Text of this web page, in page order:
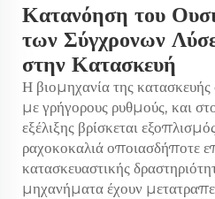
Κατανόηση του
των Σύγχρονων
στην Κατασκευή
Η βιομηχανία της κατασκευής
με γρήγορους ρυθμούς, και
εξέλιξης βρίσκεται
ραχοκοκαλιά οποιασδήποτε
κατασκευαστικής
μηχανήματα έχουν